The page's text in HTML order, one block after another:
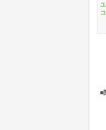
■